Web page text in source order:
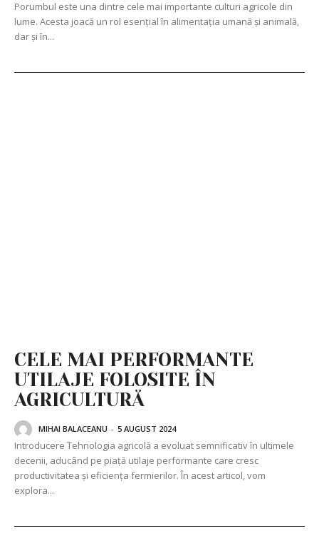
Porumbul este una dintre cele mai importante culturi agricole din
lume. Acesta joacă un rol esențial în alimentația umană și animală,
dar și în...
CELE MAI PERFORMANTE
UTILAJE FOLOSITE ÎN
AGRICULTURĂ
MIHAI BALACEANU - 5 AUGUST 2024
Introducere Tehnologia agricolă a evoluat semnificativ în ultimele
decenii, aducând pe piață utilaje performante care cresc
productivitatea și eficiența fermierilor. În acest articol, vom
explora...